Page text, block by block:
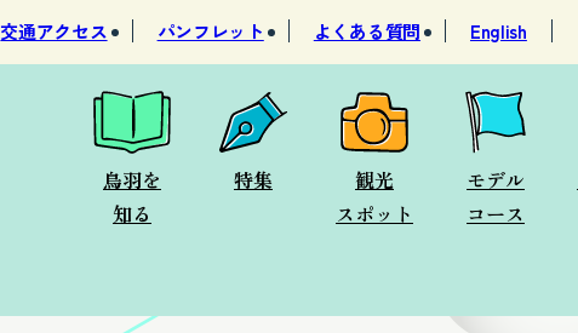
交通アクセス パンフレット よくある質問 English
鳥羽を
知る
特集
観光
スポット
モデル
コース